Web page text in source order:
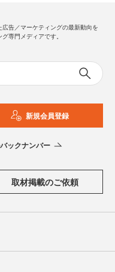
告／マーケティングの最新動向を
専門メディアです。
新規会員登録
ックナンバー
取材掲載のご依頼